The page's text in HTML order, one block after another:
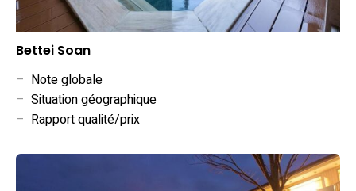
Bettei Soan
– Note globale
– Situation géographique
– Rapport qualité/prix